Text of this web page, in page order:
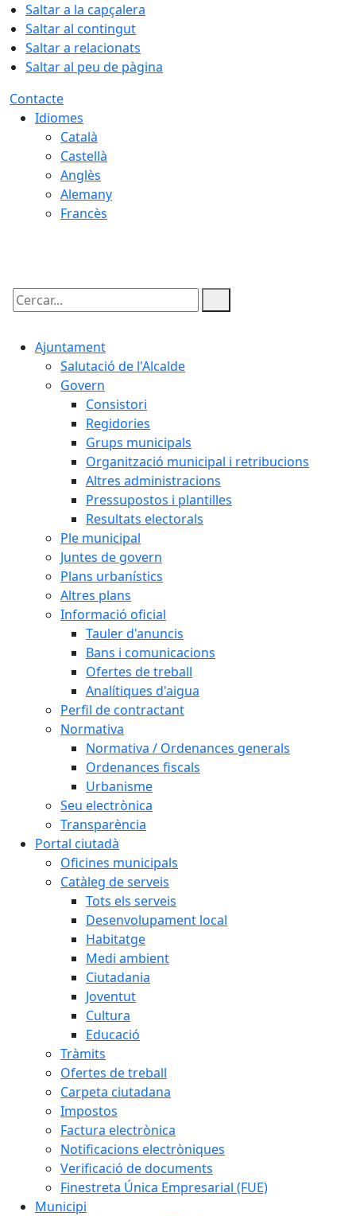
Saltar a la capçalera
Saltar al contingut
Saltar a relacionats
Saltar al peu de pàgina
Contacte
Idiomes
Català
Castellà
Anglès
Alemany
Francès
Cercar:
Ajuntament
Salutació de l'Alcalde
Govern
Consistori
Regidories
Grups municipals
Organització municipal i retribucions
Altres administracions
Pressupostos i plantilles
Resultats electorals
Ple municipal
Juntes de govern
Plans urbanístics
Altres plans
Informació oficial
Tauler d'anuncis
Bans i comunicacions
Ofertes de treball
Analítiques d'aigua
Perfil de contractant
Normativa
Normativa / Ordenances generals
Ordenances fiscals
Urbanisme
Seu electrònica
Transparència
Portal ciutadà
Oficines municipals
Catàleg de serveis
Tots els serveis
Desenvolupament local
Habitatge
Medi ambient
Ciutadania
Joventut
Cultura
Educació
Tràmits
Ofertes de treball
Carpeta ciutadana
Impostos
Factura electrònica
Notificacions electròniques
Verificació de documents
Finestreta Única Empresarial (FUE)
Municipi